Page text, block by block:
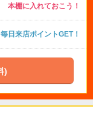
本棚に入れておこう！
毎日来店ポイントGET！
)